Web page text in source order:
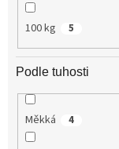
100 kg 5
Podle tuhosti
Měkká 4